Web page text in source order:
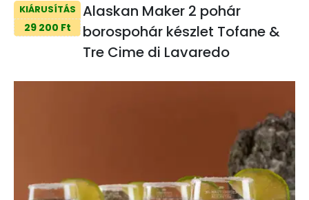
KIÁRUSÍTÁS
29 200 Ft
Alaskan Maker 2 pohár
borospohár készlet Tofane &
Tre Cime di Lavaredo